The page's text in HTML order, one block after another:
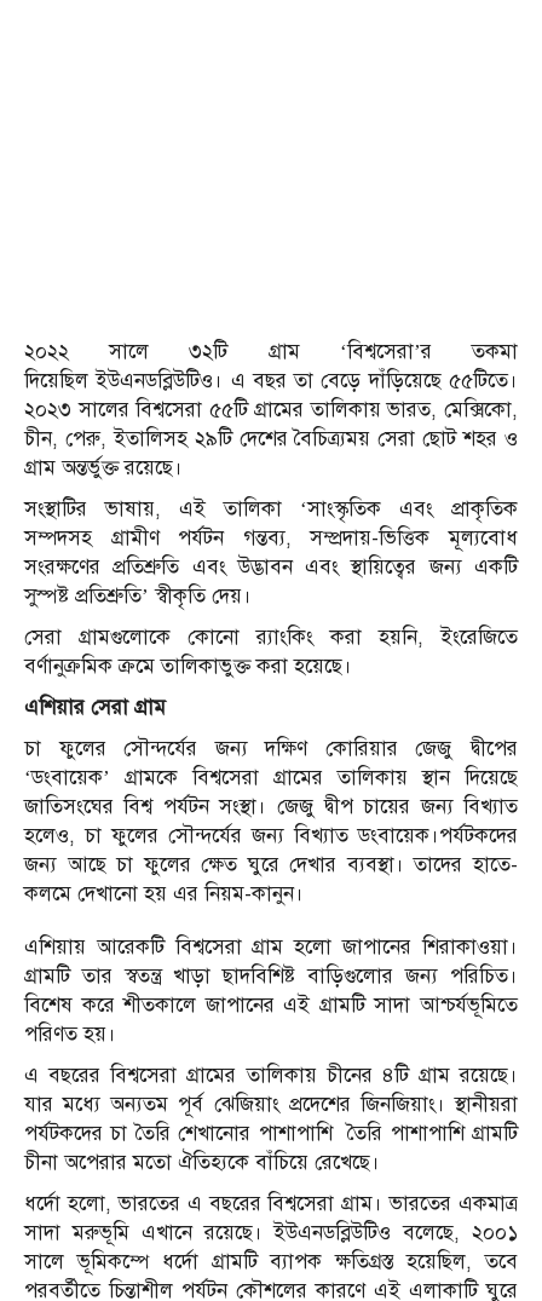
২০২২ সালে ৩২টি গ্রাম ‘বিশ্বসেরা’র তকমা
দিয়েছিল ইউএনডব্লিউটিও। এ বছর তা বেড়ে দাঁড়িয়েছে ৫৫টিতে।
২০২৩ সালের বিশ্বসেরা ৫৫টি গ্রামের তালিকায় ভারত, মেক্সিকো,
চীন, পেরু, ইতালিসহ ২৯টি দেশের বৈচিত্র্যময় সেরা ছোট শহর ও
গ্রাম অন্তর্ভুক্ত রয়েছে।
সংস্থাটির ভাষায়, এই তালিকা ‘সাংস্কৃতিক এবং প্রাকৃতিক
সম্পদসহ গ্রামীণ পর্যটন গন্তব্য, সম্প্রদায়-ভিত্তিক মূল্যবোধ
সংরক্ষণের প্রতিশ্রুতি এবং উদ্ভাবন এবং স্থায়িত্বের জন্য একটি
সুস্পষ্ট প্রতিশ্রুতি’ স্বীকৃতি দেয়।
সেরা গ্রামগুলোকে কোনো র‌্যাংকিং করা হয়নি, ইংরেজিতে
বর্ণানুক্রমিক ক্রমে তালিকাভুক্ত করা হয়েছে।
এশিয়ার সেরা গ্রাম
চা ফুলের সৌন্দর্যের জন্য দক্ষিণ কোরিয়ার জেজু দ্বীপের
‘ডংবায়েক’ গ্রামকে বিশ্বসেরা গ্রামের তালিকায় স্থান দিয়েছে
জাতিসংঘের বিশ্ব পর্যটন সংস্থা। জেজু দ্বীপ চায়ের জন্য বিখ্যাত
হলেও, চা ফুলের সৌন্দর্যের জন্য বিখ্যাত ডংবায়েক।পর্যটকদের
জন্য আছে চা ফুলের ক্ষেত ঘুরে দেখার ব্যবস্থা। তাদের হাতে-
কলমে দেখানো হয় এর নিয়ম-কানুন।
এশিয়ায় আরেকটি বিশ্বসেরা গ্রাম হলো জাপানের শিরাকাওয়া।
গ্রামটি তার স্বতন্ত্র খাড়া ছাদবিশিষ্ট বাড়িগুলোর জন্য পরিচিত।
বিশেষ করে শীতকালে জাপানের এই গ্রামটি সাদা আশ্চর্যভূমিতে
পরিণত হয়।
এ বছরের বিশ্বসেরা গ্রামের তালিকায় চীনের ৪টি গ্রাম রয়েছে।
যার মধ্যে অন্যতম পূর্ব ঝেজিয়াং প্রদেশের জিনজিয়াং। স্থানীয়রা
পর্যটকদের চা তৈরি শেখানোর পাশাপাশি তৈরি পাশাপাশি গ্রামটি
চীনা অপেরার মতো ঐতিহ্যকে বাঁচিয়ে রেখেছে।
ধর্দো হলো, ভারতের এ বছরের বিশ্বসেরা গ্রাম। ভারতের একমাত্র
সাদা মরুভূমি এখানে রয়েছে। ইউএনডব্লিউটিও বলেছে, ২০০১
সালে ভূমিকম্পে ধর্দো গ্রামটি ব্যাপক ক্ষতিগ্রস্ত হয়েছিল, তবে
পরবর্তীতে চিন্তাশীল পর্যটন কৌশলের কারণে এই এলাকাটি ঘুরে